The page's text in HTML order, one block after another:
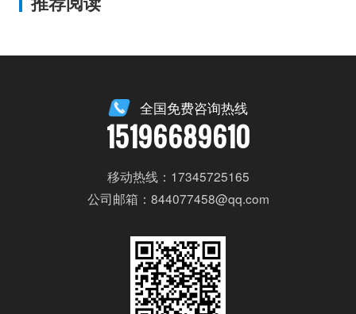
全国免费咨询热线
15196689610
移动热线：17345725165
公司邮箱：844077458@qq.com